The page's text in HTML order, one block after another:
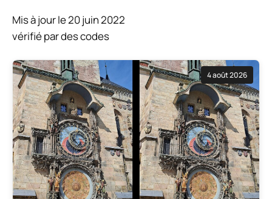
Mis à jour le 20 juin 2022
vérifié par des codes
4 août 2026